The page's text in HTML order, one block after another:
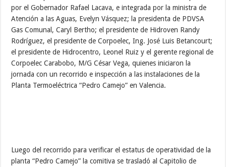
por el Gobernador Rafael Lacava, e integrada por la ministra de
Atención a las Aguas, Evelyn Vásquez; la presidenta de PDVSA
Gas Comunal, Caryl Bertho; el presidente de Hidroven Randy
Rodríguez, el presidente de Corpoelec, Ing. José Luis Betancourt;
el presidente de Hidrocentro, Leonel Ruiz y el gerente regional de
Corpoelec Carabobo, M/G César Vega, quienes iniciaron la
jornada con un recorrido e inspección a las instalaciones de la
Planta Termoeléctrica “Pedro Camejo” en Valencia.
Luego del recorrido para verificar el estatus de operatividad de la
planta “Pedro Camejo” la comitiva se trasladó al Capitolio de